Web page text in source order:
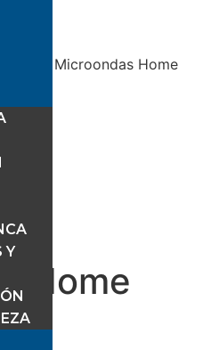
/ Microondas Home
Home
Y